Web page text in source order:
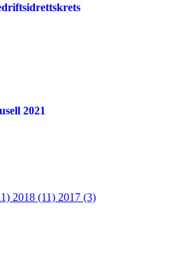
2021
2018 (11) 2017 (3)